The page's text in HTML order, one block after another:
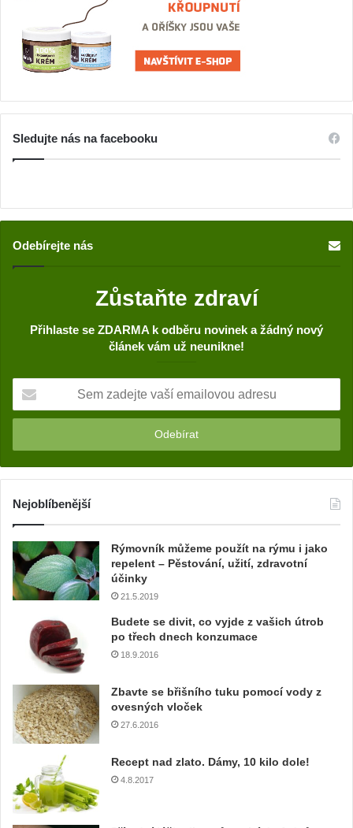
Sledujte nás na facebooku
Odebírejte nás
Zůstaňte zdraví
Přihlaste se ZDARMA k odběru novinek a žádný nový
článek vám už neunikne!
m
a
d
j
v
a
š
í
l
o
v
o
d
r
Nejoblíbenější
Rýmovník můžeme použít na rýmu i jako
repelent – Pěstování, užití, zdravotní
účinky
21.5.2019
Budete se divit, co vyjde z vašich útrob
po třech dnech konzumace
18.9.2016
Zbavte se břišního tuku pomocí vody z
ovesných vloček
27.6.2016
Recept nad zlato. Dámy, 10 kilo dole!
4.8.2017